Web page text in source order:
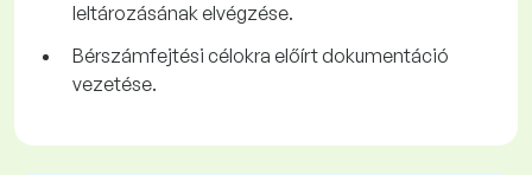
leltározásának elvégzése.
Bérszámfejtési célokra előírt dokumentáció
vezetése.